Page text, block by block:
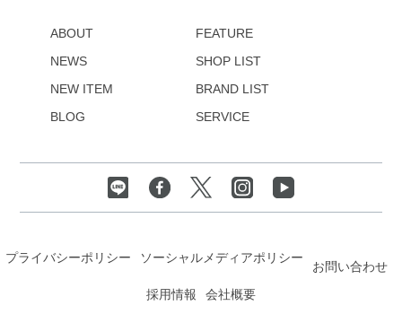
ABOUT
NEWS
NEW ITEM
BLOG
FEATURE
SHOP LIST
BRAND LIST
SERVICE
プライバシーポリシー ソーシャルメディアポリシー
お問い合わせ
採用情報
会社概要